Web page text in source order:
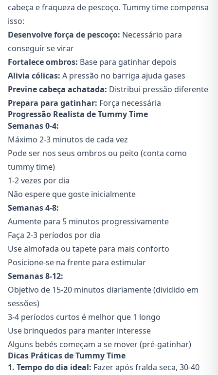
cabeça e fraqueza de pescoço. Tummy time compensa
isso:
Desenvolve força de pescoço: Necessário para
conseguir se virar
Fortalece ombros: Base para gatinhar depois
Alivia cólicas: A pressão no barriga ajuda gases
Previne cabeça achatada: Distribui pressão diferente
Prepara para gatinhar: Força necessária
Progressão Realista de Tummy Time
Semanas 0-4:
Máximo 2-3 minutos de cada vez
Pode ser nos seus ombros ou peito (conta como
tummy time)
1-2 vezes por dia
Não espere que goste inicialmente
Semanas 4-8:
Aumente para 5 minutos progressivamente
Faça 2-3 períodos por dia
Use almofada ou tapete para mais conforto
Posicione-se na frente para estimular
Semanas 8-12:
Objetivo de 15-20 minutos diariamente (dividido em
sessões)
3-4 períodos curtos é melhor que 1 longo
Use brinquedos para manter interesse
Alguns bebés começam a se mover (pré-gatinhar)
Dicas Práticas de Tummy Time
1. Tempo do dia ideal: Fazer após fralda seca, 30-40